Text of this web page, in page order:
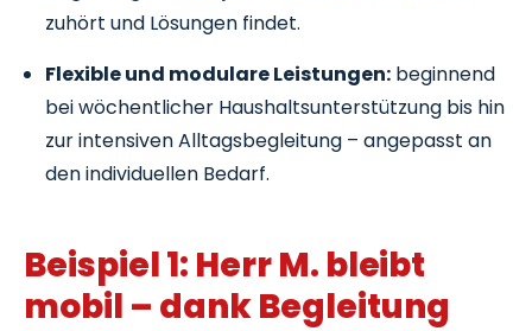
zuhört und Lösungen findet.
Flexible und modulare Leistungen: beginnend
bei wöchentlicher Haushaltsunterstützung bis hin
zur intensiven Alltagsbegleitung – angepasst an
den individuellen Bedarf.
Beispiel 1: Herr M. bleibt
mobil – dank Begleitung